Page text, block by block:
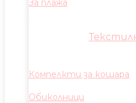
За плажа
Компелкти за кошара
Обиколници